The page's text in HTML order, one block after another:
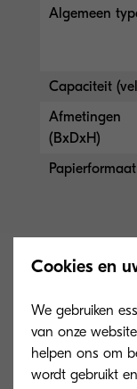
Algemeen
Capaciteit
Afmetingen
(BxDxH)
Papierformaat
DF-7100
Algemeen type
Cookies en
We gebruiken
van onze
helpen ons om
wordt gebruikt